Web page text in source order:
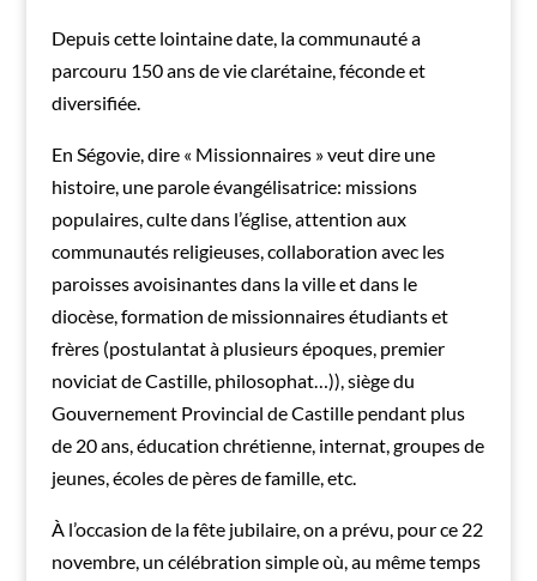
Depuis cette lointaine date, la communauté a
parcouru 150 ans de vie clarétaine, féconde et
diversifiée.
En Ségovie, dire « Missionnaires » veut dire une
histoire, une parole évangélisatrice: missions
populaires, culte dans l’église, attention aux
communautés religieuses, collaboration avec les
paroisses avoisinantes dans la ville et dans le
diocèse, formation de missionnaires étudiants et
frères (postulantat à plusieurs époques, premier
noviciat de Castille, philosophat…)), siège du
Gouvernement Provincial de Castille pendant plus
de 20 ans, éducation chrétienne, internat, groupes de
jeunes, écoles de pères de famille, etc.
À l’occasion de la fête jubilaire, on a prévu, pour ce 22
novembre, un célébration simple où, au même temps